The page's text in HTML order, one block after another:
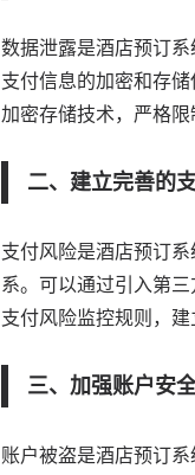
数据泄露是酒店预订
支付信息的加密和存
加密存储技术，严格
二、建立完善的
支付风险是酒店预订
系。可以通过引入第
支付风险监控规则，
三、加强账户安
账户被盗是酒店预订